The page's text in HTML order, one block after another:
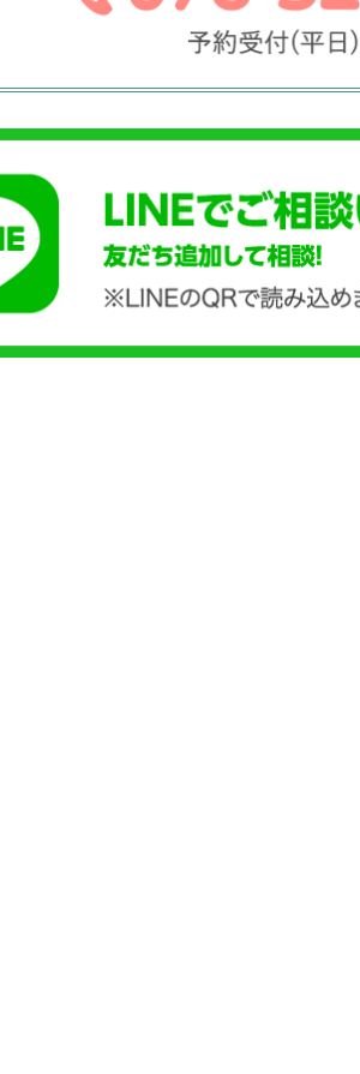
矢延鈴
大変お世話になりました。
ました。
労働災害で民事訴訟し裁判になりまし
たが、先月やっと解決致しました。初
めてな事で重圧で不安で押しつぶされ
そうになったりしましたが、先生のフ
ォローが私を支えて下さいました。年
月はかかりましたが新しく一歩踏みだ
す事が出来ます。本当に感謝致しま
続きを読む